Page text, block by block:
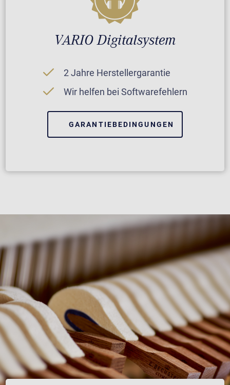
VARIO Digitalsystem
2 Jahre Herstellergarantie
Wir helfen bei Softwarefehlern
GARANTIEBEDINGUNGEN